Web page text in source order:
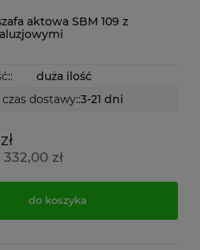
aktowa SBM 109 z
duża ilość
dostawy::3-21 dni
332,00 zł
do koszyka